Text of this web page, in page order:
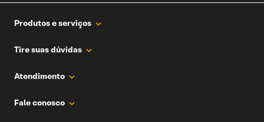
Produtos e serviços
Produtos
Simulador de investimentos
Home Broker
Tire suas dúvidas
Central de atendimento
Transferência de recursos
Atendimento
Atendimento CVM
Fale conosco